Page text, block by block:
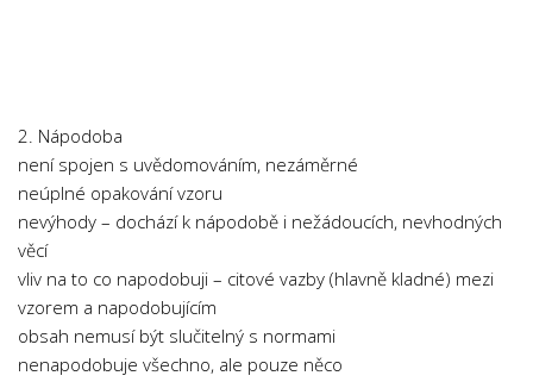
2. Nápodoba
není spojen s uvědomováním, nezáměrné
neúplné opakování vzoru
nevýhody – dochází k nápodobě i nežádoucích, nevhodných
věcí
vliv na to co napodobuji – citové vazby (hlavně kladné) mezi
vzorem a napodobujícím
obsah nemusí být slučitelný s normami
nenapodobuje všechno, ale pouze něco